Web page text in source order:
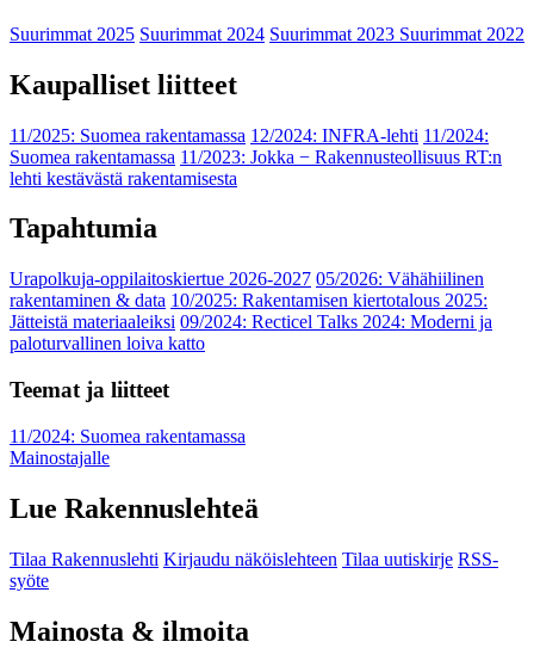
Suurimmat 2025 Suurimmat 2024 Suurimmat 2023 Suurimmat 2022
Kaupalliset liitteet
11/2025: Suomea rakentamassa 12/2024: INFRA-lehti 11/2024:
Suomea rakentamassa 11/2023: Jokka − Rakennusteollisuus RT:n
lehti kestävästä rakentamisesta
Tapahtumia
Urapolkuja-oppilaitoskiertue 2026-2027 05/2026: Vähähiilinen
rakentaminen & data 10/2025: Rakentamisen kiertotalous 2025:
Jätteistä materiaaleiksi 09/2024: Recticel Talks 2024: Moderni ja
paloturvallinen loiva katto
Teemat ja liitteet
11/2024: Suomea rakentamassa
Mainostajalle
Lue Rakennuslehteä
Tilaa Rakennuslehti Kirjaudu näköislehteen Tilaa uutiskirje RSS-
syöte
Mainosta & ilmoita